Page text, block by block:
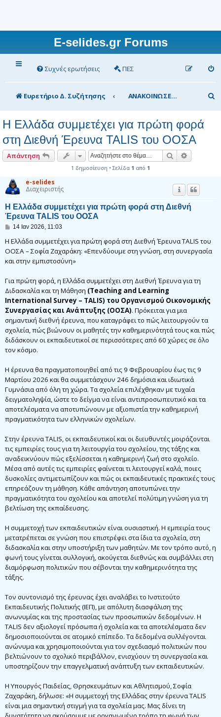
E-selides.gr Forums
Συχνές ερωτήσεις ΠΕΣ
Ευρετήριο Δ. Συζήτησης ΑΝΑΚΟΙΝΩΣΕΙΣ Υπουργείου Παιδείας
ν
Η Ελλάδα συμμετέχει για πρώτη φορά
στη Διεθνή Έρευνα TALIS του ΟΟΣΑ
Απάντηση Αναζήτηση
1 δημοσίευση • Σελίδα 1 από 1
e-selides
Διαχειριστής
Η Ελλάδα συμμετέχει για πρώτη φορά στη Διεθνή
Έρευνα TALIS του ΟΟΣΑ
Δ
μ
σ
ί
σ
η
14 Ιαν 2026, 11:03
Η Ελλάδα συμμετέχει για πρώτη φορά στη Διεθνή Έρευνα TALIS του
ΟΟΣΑ – Σοφία Ζαχαράκη: «Επενδύουμε στη γνώση, στη συνεργασία
και στην εμπιστοσύνη»
Για πρώτη φορά, η Ελλάδα συμμετέχει στη Διεθνή Έρευνα για τη
Διδασκαλία και τη Μάθηση (Teaching and Learning
International Survey – TALIS) του Οργανισμού Οικονομικής
Συνεργασίας και Ανάπτυξης (ΟΟΣΑ). Πρόκειται για μια
σημαντική διεθνή έρευνα, που καταγράφει το πώς λειτουργούν τα
σχολεία, πώς βιώνουν οι μαθητές την καθημερινότητά τους και πώς
διδάσκουν οι εκπαιδευτικοί σε περισσότερες από 60 χώρες σε όλο
τον κόσμο.
Η έρευνα θα πραγματοποιηθεί από τις 9 Φεβρουαρίου έως τις 9
Μαρτίου 2026 και θα συμμετάσχουν 246 δημόσια και ιδιωτικά
Γυμνάσια από όλη τη χώρα. Τα σχολεία επιλέχθηκαν με τυχαία
δειγματοληψία, ώστε το δείγμα να είναι αντιπροσωπευτικό και τα
αποτελέσματα να αποτυπώνουν με αξιοπιστία την καθημερινή
πραγματικότητα των ελληνικών σχολείων.
Στην έρευνα TALIS, oι εκπαιδευτικοί και οι διευθυντές μοιράζονται
τις εμπειρίες τους για τη λειτουργία του σχολείου, της τάξης και
αναδεικνύουν πώς εξελίσσεται η καθημερινή ζωή στο σχολείο.
Μέσα από αυτές τις εμπειρίες φαίνεται τι λειτουργεί καλά, ποιες
δυσκολίες αντιμετωπίζουν και πώς οι εκπαιδευτικές πρακτικές τους
επηρεάζουν τη μάθηση. Κάθε απάντηση αποτυπώνει την
πραγματικότητα του σχολείου και αποτελεί πολύτιμη γνώση για τη
βελτίωση της εκπαίδευσης.
Η συμμετοχή των εκπαιδευτικών είναι ουσιαστική. Η εμπειρία τους
μετατρέπεται σε γνώση που επιστρέφει στα ίδια τα σχολεία, στη
διδασκαλία και στην υποστήριξη των μαθητών. Με τον τρόπο αυτό, η
φωνή τους γίνεται συλλογική, ακούγεται διεθνώς και συμβάλλει στη
διαμόρφωση πολιτικών που σέβονται την καθημερινότητα της
τάξης.
Τον συντονισμό της έρευνας έχει αναλάβει το Ινστιτούτο
Εκπαιδευτικής Πολιτικής (ΙΕΠ), με απόλυτη διασφάλιση της
ανωνυμίας και της προστασίας των προσωπικών δεδομένων. Η
TALIS δεν αξιολογεί πρόσωπα ή σχολεία και τα αποτελέσματα δεν
δημοσιοποιούνται σε ατομικό επίπεδο. Τα δεδομένα συλλέγονται
ανώνυμα και χρησιμοποιούνται για τον σχεδιασμό πολιτικών που
βελτιώνουν το σχολικό περιβάλλον, ενισχύουν τη συνεργασία και
υποστηρίζουν την επαγγελματική ανάπτυξη των εκπαιδευτικών.
Η Υπουργός Παιδείας, Θρησκευμάτων και Αθλητισμού, Σοφία
Ζαχαράκη, δήλωσε: «Η συμμετοχή της Ελλάδας στην έρευνα TALIS
είναι μια σημαντική στιγμή για τα σχολεία μας. Μας δίνει τη